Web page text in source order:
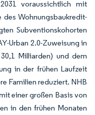
voraussichtlich mit
des Wohnungsbaukredit-
Subventionskohorten
Urban 2.0-Zuweisung in
Milliarden) und dem
in der frühen Laufzeit
Familien reduziert. NHB
einer großen Basis von
in den frühen Monaten